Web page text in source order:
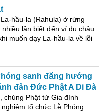
hầu-la (Rahula) ở rừng
lần biết đến ví dụ chậu
muốn dạy La-hầu-la về lỗi
san h đăng hướng
đản Đức Phật A Di Đà
chúng Phật tử Gia đình
nghiêm tổ chức Lễ Phóng